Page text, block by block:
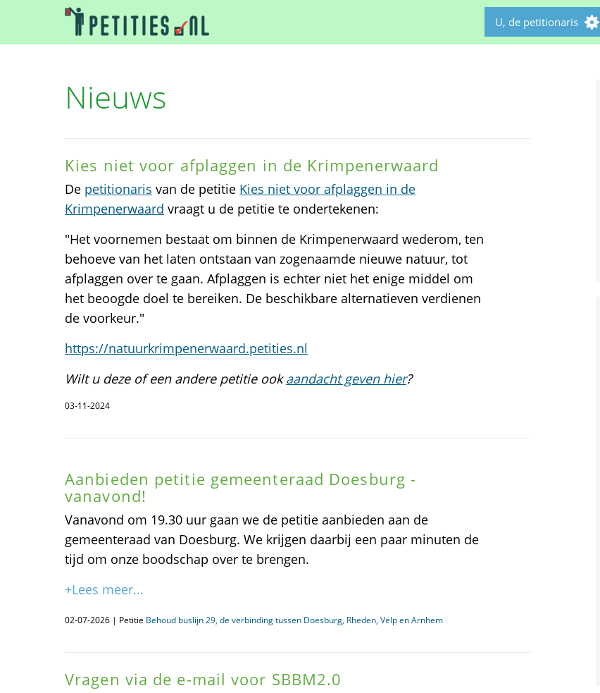
U, de petitionaris
Nieuws
Kies niet voor afplaggen in de Krimpenerwaard
De petitionaris van de petitie Kies niet voor afplaggen in de
Krimpenerwaard vraagt u de petitie te ondertekenen:
"Het voornemen bestaat om binnen de Krimpenerwaard wederom, ten
behoeve van het laten ontstaan van zogenaamde nieuwe natuur, tot
afplaggen over te gaan. Afplaggen is echter niet het enige middel om
het beoogde doel te bereiken. De beschikbare alternatieven verdienen
de voorkeur."
https://natuurkrimpenerwaard.petities.nl
Wilt u deze of een andere petitie ookaandacht geven hier?
03-11-2024
Aanbieden petitie gemeenteraad Doesburg -
vanavond!
Vanavond om 19.30 uur gaan we de petitie aanbieden aan de
gemeenteraad van Doesburg. We krijgen daarbij een paar minuten de
tijd om onze boodschap over te brengen.
+Lees meer...
02-07-2026 | Petitie Behoud buslijn 29, de verbinding tussen Doesburg, Rheden, Velp en Arnhem
Vragen via de e-mail voor SBBM2.0